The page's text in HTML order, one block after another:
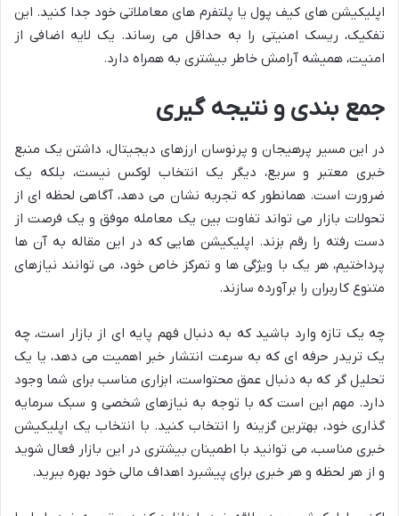
اپلیکیشن های کیف پول یا پلتفرم های معاملاتی خود جدا کنید. این
تفکیک، ریسک امنیتی را به حداقل می رساند. یک لایه اضافی از
امنیت، همیشه آرامش خاطر بیشتری به همراه دارد.
جمع بندی و نتیجه گیری
در این مسیر پرهیجان و پرنوسان ارزهای دیجیتال، داشتن یک منبع
خبری معتبر و سریع، دیگر یک انتخاب لوکس نیست، بلکه یک
ضرورت است. همانطور که تجربه نشان می دهد، آگاهی لحظه ای از
تحولات بازار می تواند تفاوت بین یک معامله موفق و یک فرصت از
دست رفته را رقم بزند. اپلیکیشن هایی که در این مقاله به آن ها
پرداختیم، هر یک با ویژگی ها و تمرکز خاص خود، می توانند نیازهای
متنوع کاربران را برآورده سازند.
چه یک تازه وارد باشید که به دنبال فهم پایه ای از بازار است، چه
یک تریدر حرفه ای که به سرعت انتشار خبر اهمیت می دهد، یا یک
تحلیل گر که به دنبال عمق محتواست، ابزاری مناسب برای شما وجود
دارد. مهم این است که با توجه به نیازهای شخصی و سبک سرمایه
گذاری خود، بهترین گزینه را انتخاب کنید. با انتخاب یک اپلیکیشن
خبری مناسب، می توانید با اطمینان بیشتری در این بازار فعال شوید
و از هر لحظه و هر خبری برای پیشبرد اهداف مالی خود بهره ببرید.